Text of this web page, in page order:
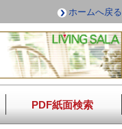
ホームへ戻る
PDF紙面検索